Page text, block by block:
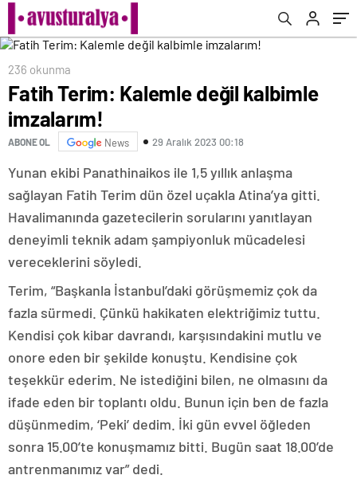
236 okunma
Fatih Terim: Kalemle değil kalbimle
imzalarım!
ABONE OL News 29 Aralık 2023 00:18
Yunan ekibi Panathinaikos ile 1,5 yıllık anlaşma
sağlayan Fatih Terim dün özel uçakla Atina’ya gitti.
Havalimanında gazetecilerin sorularını yanıtlayan
deneyimli teknik adam şampiyonluk mücadelesi
vereceklerini söyledi.
Terim, “Başkanla İstanbul’daki görüşmemiz çok da
fazla sürmedi. Çünkü hakikaten elektriğimiz tuttu.
Kendisi çok kibar davrandı, karşısındakini mutlu ve
onore eden bir şekilde konuştu. Kendisine çok
teşekkür ederim. Ne istediğini bilen, ne olmasını da
ifade eden bir toplantı oldu. Bunun için ben de fazla
düşünmedim, ‘Peki’ dedim. İki gün evvel öğleden
sonra 15.00’te konuşmamız bitti. Bugün saat 18.00’de
antrenmanımız var” dedi.